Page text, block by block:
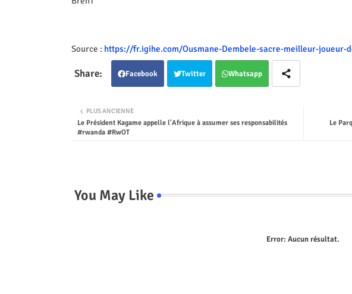
Source : https://fr.igihe.com/Ousmane-Dembele-sacre-meilleur-joueur-
Facebook Twitter Whatsapp
Le
PLUS ANCIENNE
Le Président Kagame appelle l'Afrique à assumer ses responsabilités
#rwanda #RwOT
You May Like
Error: Aucun résultat.